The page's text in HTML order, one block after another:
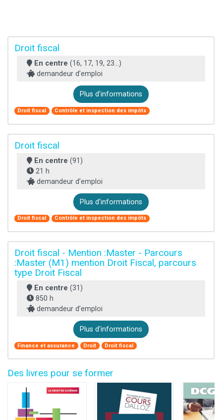
Droit fiscal
En centre (16, 17, 19, 23...)
demandeur d’emploi
Plus d'informations
Droit fiscal Contrôle et inspection des impôts
Droit fiscal
En centre (91)
21 h
demandeur d’emploi
Plus d'informations
Droit fiscal Contrôle et inspection des impôts
Droit fiscal - Mention :Master - Parcours
:Master (M1) mention Droit Fiscal, parcours
type Droit Fiscal
En centre (31)
850 h
demandeur d’emploi
Plus d'informations
Finance et assurance Droit Droit fiscal
Des livres pour se former